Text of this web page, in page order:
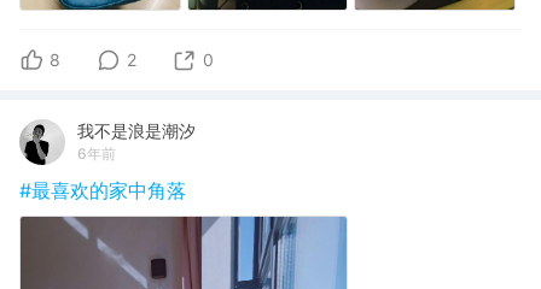
8 2 0
我不是浪是潮汐
6年前
#最喜欢的家中角落